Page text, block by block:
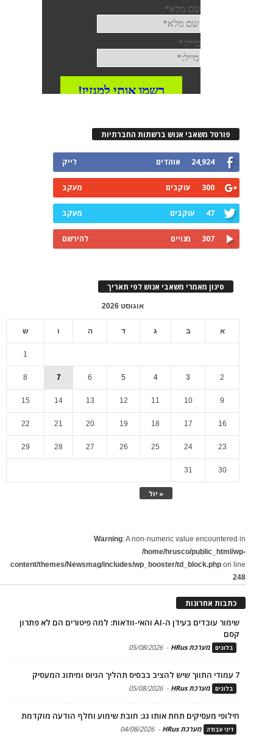
פורטל משאבי אנוש ברשתות החברתיות
24,924 אוהדים לייק
300 עוקבים מעקב
47 עוקבים מעקב
307 מנויים להירשם
סינון מאמרי משאבי אנוש לפי תאריך
אוגוסט 2026
א ב ג ד ה ו ש
« יול
1
2
3
4
5
6
7
8
9
10
11
12
13
14
15
16
17
18
19
20
21
22
23
24
25
26
27
28
29
30
31
Warning: A non-numeric value encountered in
/home/hrusco/public_html/wp-
content/themes/Newsmag/includes/wp_booster/td_block.php on line
248
כתבות אחרונות
שימור עובדים בעידן ה-AI והאי-וודאות: למה פיטורים הם לא פתרון
קסם
בלוגים מערכת HRus -
05/08/2026
7 עמודי התווך שיש להציב בבסיס תהליך הגיוס ומיתוג המעסיק
בלוגים מערכת HRus -
05/08/2026
חילופי מעסיקים תחת אותו גג: חובת שימוע וחלף הודעה מוקדמת
דיני עבודה מערכת HRus -
04/08/2026